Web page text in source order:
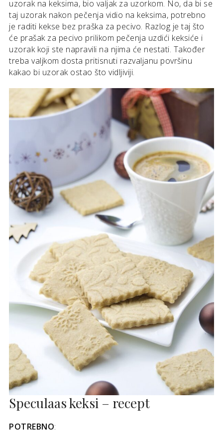
uzorak na keksima, bio valjak za uzorkom. No, da bi se
taj uzorak nakon pečenja vidio na keksima, potrebno
je raditi kekse bez praška za pecivo. Razlog je taj što
će prašak za pecivo prilikom pečenja uzdići keksiće i
uzorak koji ste napravili na njima će nestati. Također
treba valjkom dosta pritisnuti razvaljanu površinu
kakao bi uzorak ostao što vidljiviji.
Speculaas keksi – recept
POTREBNO: